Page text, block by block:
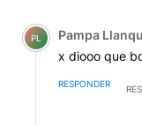
Comentario de
PL Pampa
x diooo que
RESPONDER